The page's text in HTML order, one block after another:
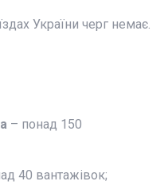
України черг немає.
– понад 150
40 вантажівок;